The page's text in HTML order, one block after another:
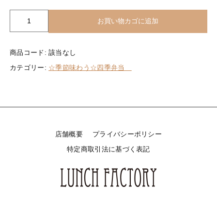
当
夏
お買い物カゴに追加
商品コード:該当なし
カテゴリー: ☆季節味わう☆四季弁当
店舗概要
プライバシーポリシー
特定商取引法に基づく表記
セール
当店について
ぶぶ漬け
オードブル